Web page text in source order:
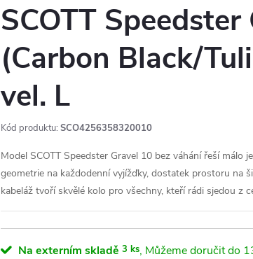
SCOTT
(Carbon Black/
vel. L
Kód produktu: SCO4256358320010
Model SCOTT Speedster Gravel 10 bez váhání řeší málo
geometrie na každodenní vyjížďky, dostatek prostoru na
kabeláž tvoří skvělé kolo pro všechny, kteří rádi sjedou z
Na externím skladě 3 ks